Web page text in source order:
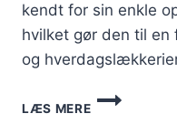
kendt for sin enkle
hvilket gør den til
og
LÆS MERE
KIKSEKAGE
TIL